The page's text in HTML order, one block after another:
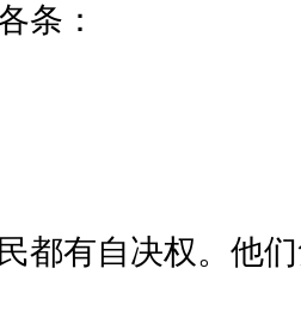
条：
有自决权。他们